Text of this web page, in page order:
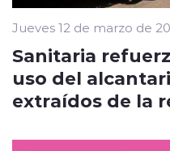
Jueves 12 de marzo de
Sanitaria
uso del
extraídos de la